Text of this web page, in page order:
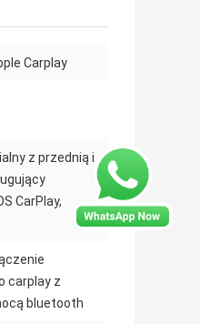
Carplay
z przednią i
CarPlay,
carplay z
bluetooth